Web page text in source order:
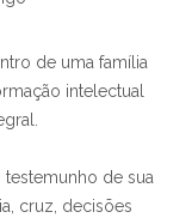
de uma família
intelectual
de sua
cruz, decisões